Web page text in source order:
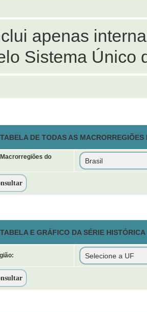
apenas
Sistema Único
DE TODAS AS
do
E GRÁFICO DA SÉRIE